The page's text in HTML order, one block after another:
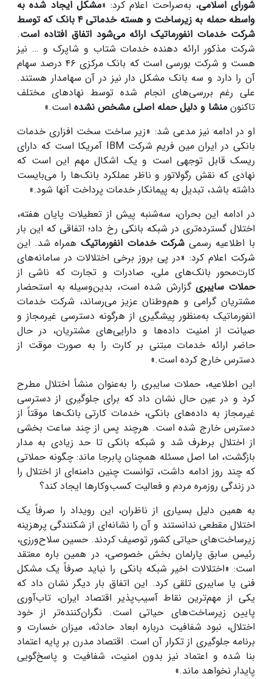
شورای اسلامی، به‌صراحت اعلام کرد: «مشکل ایجاد شده به
واسطه حمله به زیرساخت و هسته خدماتی ۴ بانک که توسط
شرکت خدمات انفورماتیک ارائه می‌شود اتفاق افتاده است.
شرکت مذکور ارائه دهنده خدمات شتاب و شاپرک و … نیز
هست و شرکت بورسی است که بانک‌ مرکزی ۴۶ درصد سهام
آن را دارد و سه بانک مشکل دار نیز در آن سهامدار هستند.
علی رغم بررسی‌های انجام شده توسط نهادهای مختلف
تاکنون منشا و دلیل حمله اصلی مشخص نشده است.»
او در ادامه نیز مدعی شد: «زیر ساخت سخت افزاری خدمات
بانکی در ایران مین فریم شرکت IBM آمریکا است که دارای
ریسک قابل توجهی است و یک اشکال مهم این است که
نهادی که نقش رگولاتور و ناظر عملکرد بانک‌ها را می‌بایست
داشته باشد، تبدیل به پیمانکار خدمات پرداخت آنها شود.»
در ادامه این بحران، سه‌شنبه پیش از تعطیلات پایان هفته،
اختلال گسترده‌تری در شبکه بانکی رخ داد؛ اتفاقی که این بار
با اطلاعیه رسمیشرکت خدمات انفورماتیکهمراه شد. این
شرکت اعلام کرد: «در پی بروز برخی اختلالات در سامانه‌های
کارت‌محور بانک‌های ملی، صادرات و تجارت که ناشی از
حملات سایبریگزارش شده است، بدین‌وسیله به استحضار
مشتریان گرامی و هم‌وطنان عزیز می‌رساند، شرکت خدمات
انفورماتیک به‌منظور پیشگیری از هرگونه دسترسی غیرمجاز و
صیانت از امنیت داده‌ها و دارایی‌های مشتریان، در حال
حاضر ارائه خدمات مبتنی بر کارت را به صورت موقت از
دسترس خارج کرده است.»
این اطلاعیه، حملات سایبری را به‌عنوان منشأ اختلال مطرح
کرد و در عین حال نشان داد که برای جلوگیری از دسترسی
غیرمجاز به داده‌های بانکی، خدمات کارتی بانک‌ها موقتاً از
دسترس خارج شده است. هرچند پس از چند ساعت بخشی
از اختلال برطرف شد و شبکه بانکی تا حد زیادی به مدار
بازگشت، اما اصل مسئله همچنان پابرجا ماند: چگونه حملاتی
که چند روز ادامه داشت، توانست چنین دامنه‌ای از اختلال را
در زندگی روزمره مردم و فعالیت کسب‌وکارها ایجاد کند؟
به همین دلیل بسیاری از ناظران، این رویداد را صرفاً یک
اختلال مقطعی ندانستند و آن را نشانه‌ای از شکنندگی پرهزینه
زیرساخت‌های حیاتی کشور توصیف کردند. حسین سلاح‌ورزی،
رئیس سابق پارلمان بخش خصوصی، در همین باره معتقد
است: «اختلالات اخیر شبکه بانکی را نباید صرفاً یک مشکل
فنی یا سایبری تلقی کرد. این اتفاق بار دیگر نشان داد که
یکی از مهم‌ترین نقاط آسیب‌پذیر اقتصاد ایران، تاب‌آوری
پایین زیرساخت‌های حیاتی است. نگران‌کننده‌تر از خود
اختلال، نبود شفافیت درباره ابعاد حادثه، میزان خسارت و
برنامه جلوگیری از تکرار آن است. اقتصاد مدرن بر پایه اعتماد
بنا شده و اعتماد نیز بدون امنیت، شفافیت و پاسخ‌گویی
پایدار نخواهد ماند.»